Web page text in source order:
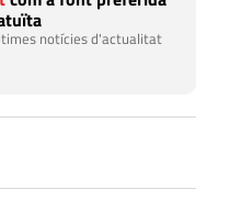
notícies d'actualitat